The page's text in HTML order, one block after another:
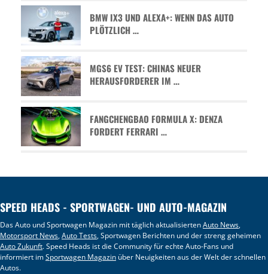
BMW IX3 UND ALEXA+: WENN DAS AUTO
PLÖTZLICH …
MGS6 EV TEST: CHINAS NEUER
HERAUSFORDERER IM …
FANGCHENGBAO FORMULA X: DENZA
FORDERT FERRARI …
SPEED HEADS - SPORTWAGEN- UND AUTO-MAGAZIN
Das Auto und Sportwagen Magazin mit täglich aktualisiertenAuto News,
Motorsport News,Auto Tests, Sportwagen Berichten und der streng geheimen
Auto Zukunft. Speed Heads ist die Community für echte Auto-Fans und
informiert imSportwagen Magazin über Neuigkeiten aus der Welt der schnellen
Autos.